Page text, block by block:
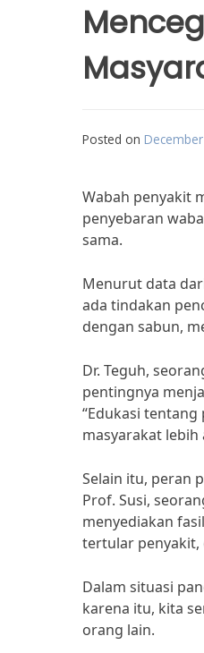
Posted on
Wabah penyakit
penyebaran
sama.
Menurut data
ada tindakan
dengan sabun,
Dr. Teguh,
pentingnya
“Edukasi
masyarakat lebih
Selain itu, peran
Prof. Susi,
menyediakan
tertular penyakit,
Dalam situasi
karena itu, kita
orang lain.